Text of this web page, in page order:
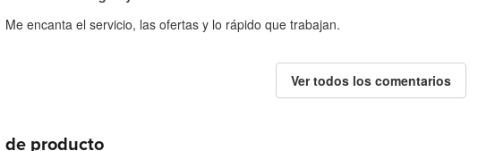
Me encanta el servicio, las ofertas y lo rápido que trabajan.
Ver todos los comentarios
de producto